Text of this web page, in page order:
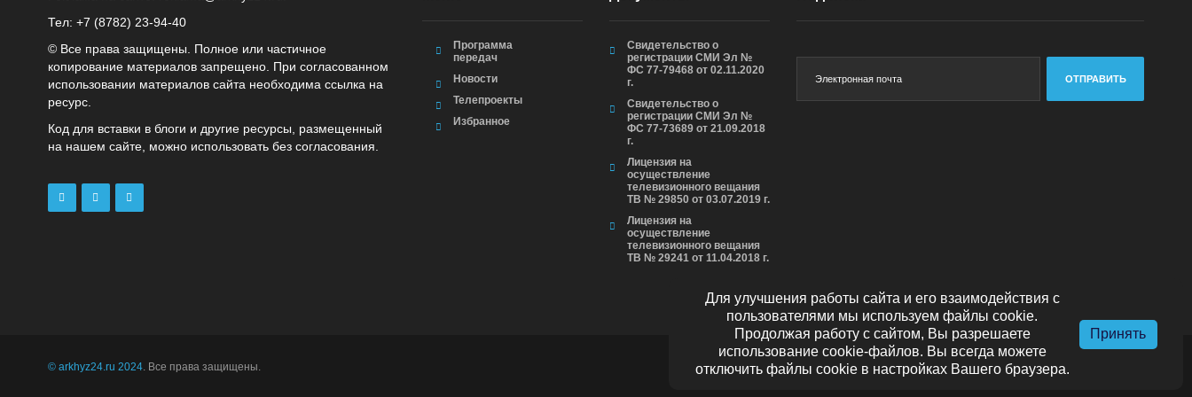
Тел: +7 (8782) 23‑94‑40
© Все права защищены. Полное или частичное
копирование материалов запрещено. При согласованном
использовании материалов сайта необходима ссылка на
ресурс.
Код для вставки в блоги и другие ресурсы, размещенный
на нашем сайте, можно использовать без согласования.
Программа
передач
Новости
Телепроекты
Избранное
Свидетельство о
регистрации СМИ Эл №
ФС 77-79468 от 02.11.2020
г.
Свидетельство о
регистрации СМИ Эл №
ФС 77-73689 от 21.09.2018
г.
Лицензия на
осуществление
телевизионного вещания
ТВ № 29850 от 03.07.2019 г.
Лицензия на
осуществление
телевизионного вещания
ТВ № 29241 от 11.04.2018 г.
ОТПРАВИТЬ
© arkhyz24.ru 2024. Все права защищены.
Для улучшения работы сайта и его взаимодействия с
пользователями мы используем файлы cookie.
Продолжая работу с сайтом, Вы разрешаете
использование cookie-файлов. Вы всегда можете
отключить файлы cookie в настройках Вашего браузера.
Принять